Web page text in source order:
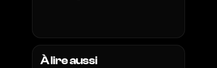
À lire aussi